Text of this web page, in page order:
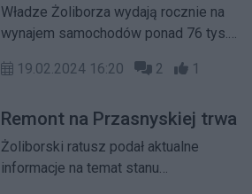
Władze Żoliborza wydają rocznie na
wynajem samochodów ponad 76 tys.
wysoki koszt, choć są dzielnice, które
19.02.2024 16:20 2 1
Remont na Przasnyskiej trwa
Żoliborski ratusz podał aktualne
informacje na temat stanu